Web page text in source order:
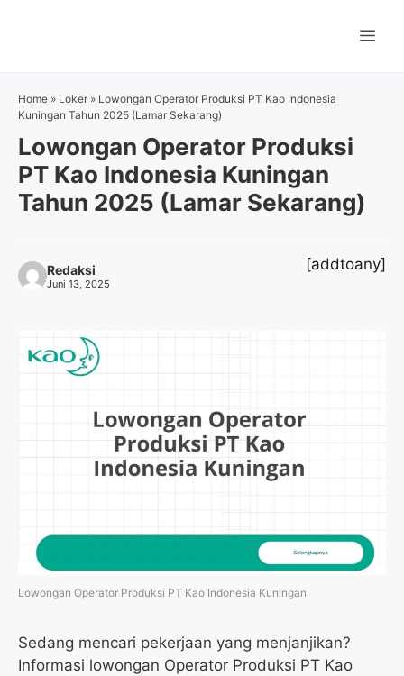
Home » Loker » Lowongan Operator Produksi PT Kao Indonesia
Kuningan Tahun 2025 (Lamar Sekarang)
Lowongan Operator Produksi
PT Kao Indonesia Kuningan
Tahun 2025 (Lamar Sekarang)
Redaksi
Juni 13, 2025
[addtoany]
Lowongan Operator Produksi PT Kao Indonesia Kuningan
Sedang mencari pekerjaan yang menjanjikan?
Informasi lowongan Operator Produksi PT Kao